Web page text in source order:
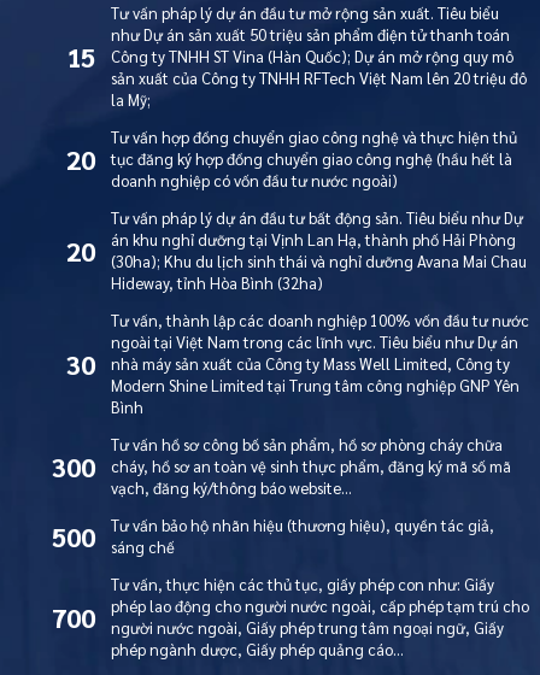
15
Tư vấn pháp lý dự án đầu tư mở rộng sản xuất. Tiêu biểu
như Dự án sản xuất 50 triệu sản phẩm điện tử thanh toán
Công ty TNHH ST Vina (Hàn Quốc); Dự án mở rộng quy mô
sản xuất của Công ty TNHH RFTech Việt Nam lên 20 triệu đô
la Mỹ;
20
Tư vấn hợp đồng chuyển giao công nghệ và thực hiện thủ
tục đăng ký hợp đồng chuyển giao công nghệ (hầu hết là
doanh nghiệp có vốn đầu tư nước ngoài)
20
Tư vấn pháp lý dự án đầu tư bất động sản. Tiêu biểu như Dự
án khu nghỉ dưỡng tại Vịnh Lan Hạ, thành phố Hải Phòng
(30ha); Khu du lịch sinh thái và nghỉ dưỡng Avana Mai Chau
Hideway, tỉnh Hòa Bình (32ha)
30
Tư vấn, thành lập các doanh nghiệp 100% vốn đầu tư nước
ngoài tại Việt Nam trong các lĩnh vực. Tiêu biểu như Dự án
nhà máy sản xuất của Công ty Mass Well Limited, Công ty
Modern Shine Limited tại Trung tâm công nghiệp GNP Yên
Bình
300
Tư vấn hồ sơ công bố sản phẩm, hồ sơ phòng cháy chữa
cháy, hồ sơ an toàn vệ sinh thực phẩm, đăng ký mã số mã
vạch, đăng ký/thông báo website…
500
Tư vấn bảo hộ nhãn hiệu (thương hiệu), quyền tác giả,
sáng chế
700
Tư vấn, thực hiện các thủ tục, giấy phép con như: Giấy
phép lao động cho người nước ngoài, cấp phép tạm trú cho
người nước ngoài, Giấy phép trung tâm ngoại ngữ, Giấy
phép ngành dược, Giấy phép quảng cáo…